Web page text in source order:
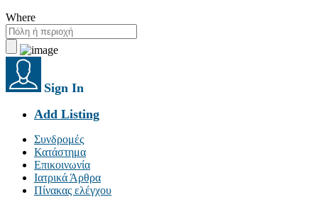
Where
Sign In
Add Listing
Συνδρομές
Κατάστημα
Επικοινωνία
Ιατρικά Άρθρα
Πίνακας ελέγχου